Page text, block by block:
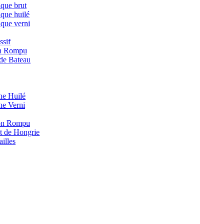
brut
huilé
verni
Rompu
Bateau
Huilé
Verni
Rompu
de Hongrie